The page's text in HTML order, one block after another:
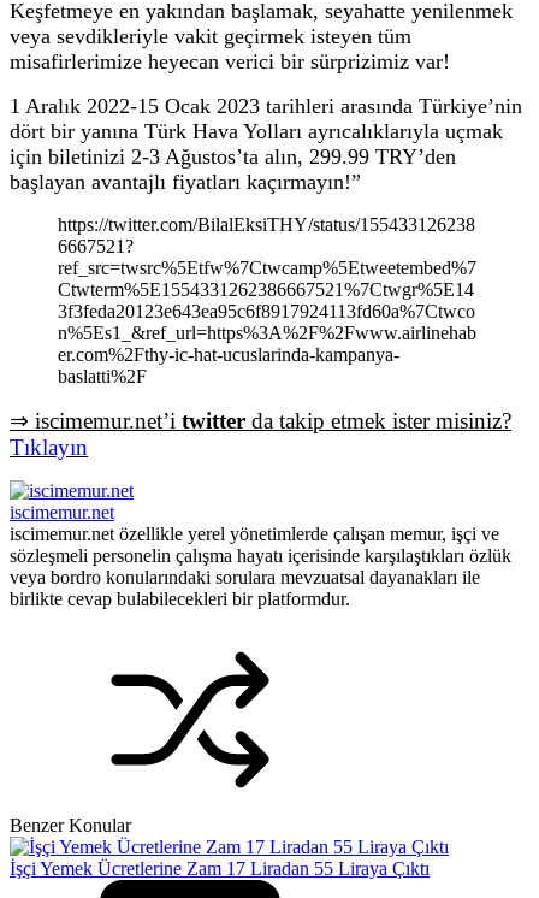
Keşfetmeye en yakından başlamak, seyahatte yenilenmek
veya sevdikleriyle vakit geçirmek isteyen tüm
misafirlerimize heyecan verici bir sürprizimiz var!
1 Aralık 2022-15 Ocak 2023 tarihleri arasında Türkiye’nin
dört bir yanına Türk Hava Yolları ayrıcalıklarıyla uçmak
için biletinizi 2-3 Ağustos’ta alın, 299.99 TRY’den
başlayan avantajlı fiyatları kaçırmayın!”
https://twitter.com/BilalEksiTHY/status/155433126238
6667521?
ref_src=twsrc%5Etfw%7Ctwcamp%5Etweetembed%7
Ctwterm%5E1554331262386667521%7Ctwgr%5E14
3f3feda20123e643ea95c6f8917924113fd60a%7Ctwco
n%5Es1_&ref_url=https%3A%2F%2Fwww.airlinehab
er.com%2Fthy-ic-hat-ucuslarinda-kampanya-
baslatti%2F
⇒ iscimemur.net’i twitter da takip etmek ister misiniz?
Tıklayın
iscimemur.net
iscimemur.net özellikle yerel yönetimlerde çalışan memur, işçi ve
sözleşmeli personelin çalışma hayatı içerisinde karşılaştıkları özlük
veya bordro konularındaki sorulara mevzuatsal dayanakları ile
birlikte cevap bulabilecekleri bir platformdur.
Benzer Konular
İşçi Yemek Ücretlerine Zam 17 Liradan 55 Liraya Çıktı